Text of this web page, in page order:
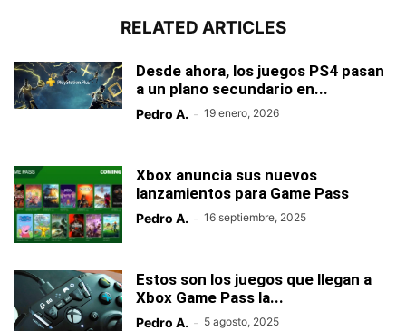
RELATED ARTICLES
Desde ahora, los juegos PS4 pasan
a un plano secundario en...
Pedro A. - 19 enero, 2026
Xbox anuncia sus nuevos
lanzamientos para Game Pass
Pedro A. - 16 septiembre, 2025
Estos son los juegos que llegan a
Xbox Game Pass la...
Pedro A. - 5 agosto, 2025